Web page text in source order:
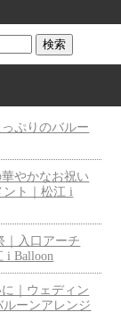
ぷりのバルー
やかなお祝い
ント｜松江 i
｜入口アーチ
i Balloon
｜ウェディン
ーンアレンジ